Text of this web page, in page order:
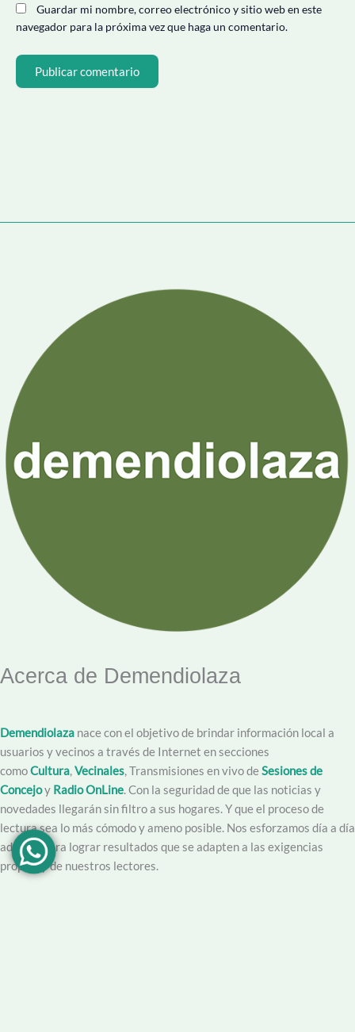
Guardar mi nombre, correo electrónico y sitio web en este
navegador para la próxima vez que haga un comentario.
Acerca de Demendiolaza
Demendiolaza nace con el objetivo de brindar información local a
usuarios y vecinos a través de Internet en secciones
comoCultura,Vecinales, Transmisiones en vivo deSesiones de
Concejoy Radio OnLine. Con la seguridad de que las noticias y
novedades llegarán sin filtro a sus hogares. Y que el proceso de
lectura sea lo más cómodo y ameno posible. Nos esforzamos día a día
además para lograr resultados que se adapten a las exigencias
propias y de nuestros lectores.